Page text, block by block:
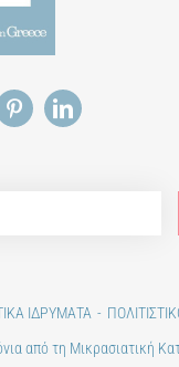
ΙΔΡΥΜΑΤΑ
από τη Μικρασιατική